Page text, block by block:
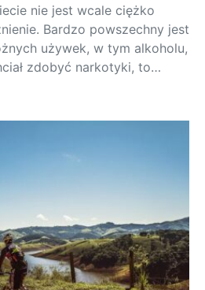
nie jest wcale ciężko
Bardzo powszechny jest
używek, w tym alkoholu,
zdobyć narkotyki, to…